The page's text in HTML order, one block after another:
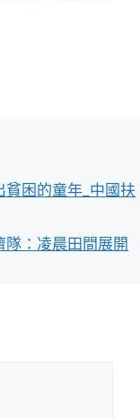
困的童年_中國扶
：凌晨田間展開